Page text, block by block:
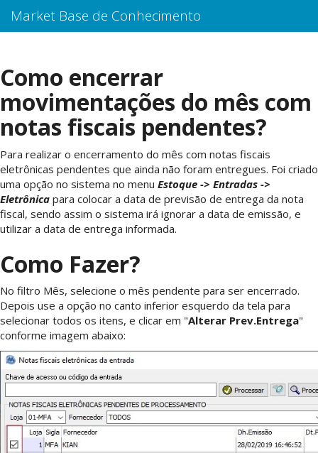
Market Base de Conhecimento
Como encerrar
movimentações do mês com
notas fiscais pendentes?
Para realizar o encerramento do mês com notas fiscais
eletrônicas pendentes que ainda não foram entregues. Foi criado
uma opção no sistema no menu Estoque -> Entradas ->
Eletrônica para colocar a data de previsão de entrega da nota
fiscal, sendo assim o sistema irá ignorar a data de emissão, e
utilizar a data de entrega informada.
Como Fazer?
No filtro Mês, selecione o mês pendente para ser encerrado.
Depois use a opção no canto inferior esquerdo da tela para
selecionar todos os itens, e clicar em "Alterar Prev.Entrega"
conforme imagem abaixo: